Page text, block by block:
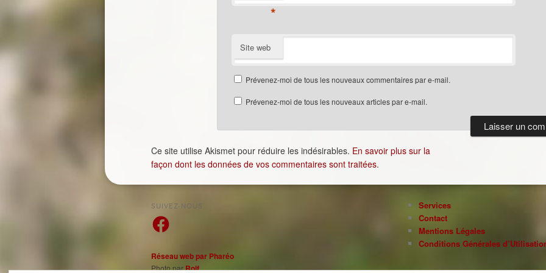
*
Site web
Prévenez-moi de tous les nouveaux commentaires par e-mail.
Prévenez-moi de tous les nouveaux articles par e-mail.
Ce site utilise Akismet pour réduire les indésirables. En savoir plus sur la
façon dont les données de vos commentaires sont traitées.
SUIVEZ-NOUS
Facebook
Réseau web par Pharéo
Photo parRolf
Services
Contact
Mentions Légales
Conditions Générales